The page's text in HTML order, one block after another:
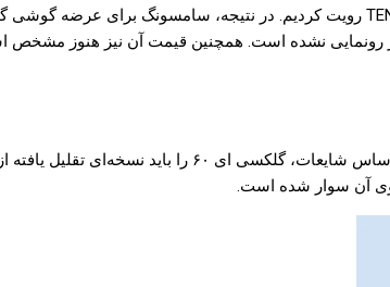
اما مدل دیگر، هنوز رونمایی نشده است. همچنین قیمت آن نیز
آن سوار شده است.